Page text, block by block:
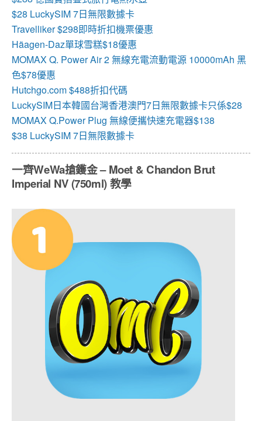
$28 LuckySIM 7日無限數據卡
Travelliker $298即時折扣機票優惠
Häagen-Daz單球雪糕$18優惠
MOMAX Q. Power Air 2 無線充電流動電源 10000mAh 黑
色$78優惠
Hutchgo.com $488折扣代碼
LuckySIM日本韓國台灣香港澳門7日無限數據卡只係$28
MOMAX Q.Power Plug 無線便攜快速充電器$138
$38 LuckySIM 7日無限數據卡
一齊WeWa搶鑊金 – Moet & Chandon Brut
Imperial NV (750ml) 教學